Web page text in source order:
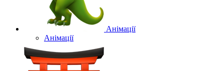
Анімації
Анімації